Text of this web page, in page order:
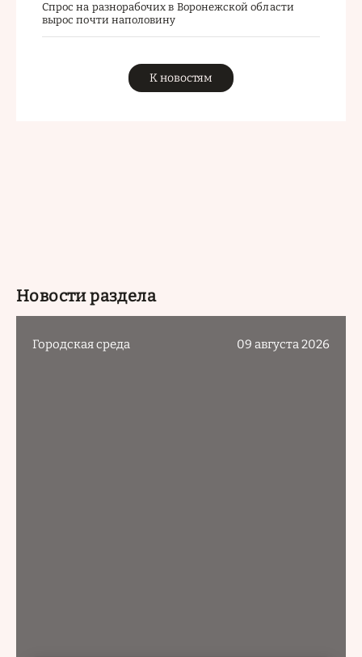
Спрос на разнорабочих в Воронежской области
вырос почти наполовину
К новостям
Новости раздела
Городская среда 09 августа 2026